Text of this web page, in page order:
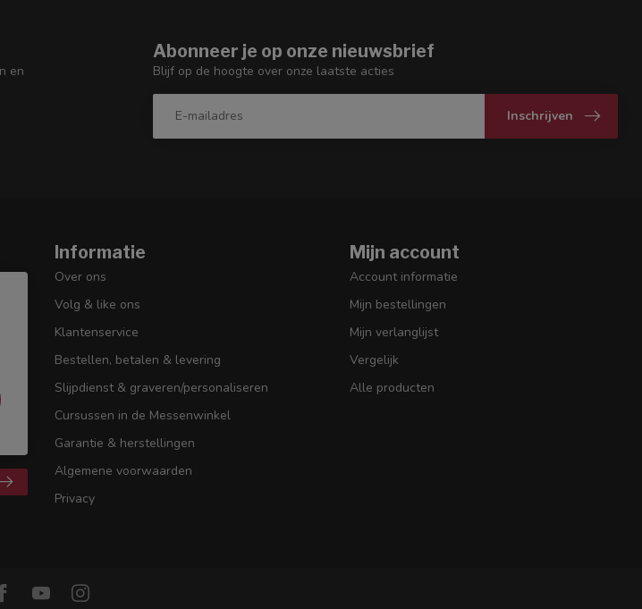
en
Abonneer je op onze nieuwsbrief
Blijf op de hoogte over onze laatste acties
Inschrijven
Informatie
Over ons
Volg & like ons
Klantenservice
Bestellen, betalen & levering
Slijpdienst & graveren/personaliseren
Cursussen in de Messenwinkel
Garantie & herstellingen
Algemene voorwaarden
Privacy
Mijn account
Account informatie
Mijn bestellingen
Mijn verlanglijst
Vergelijk
Alle producten